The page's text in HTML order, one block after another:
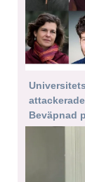
Beväpnad